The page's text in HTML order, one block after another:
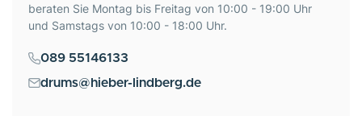
beraten Sie Montag bis Freitag von 10:00 - 19:00 Uhr
und Samstags von 10:00 - 18:00 Uhr.
089 55146133
drums@hieber-lindberg.de